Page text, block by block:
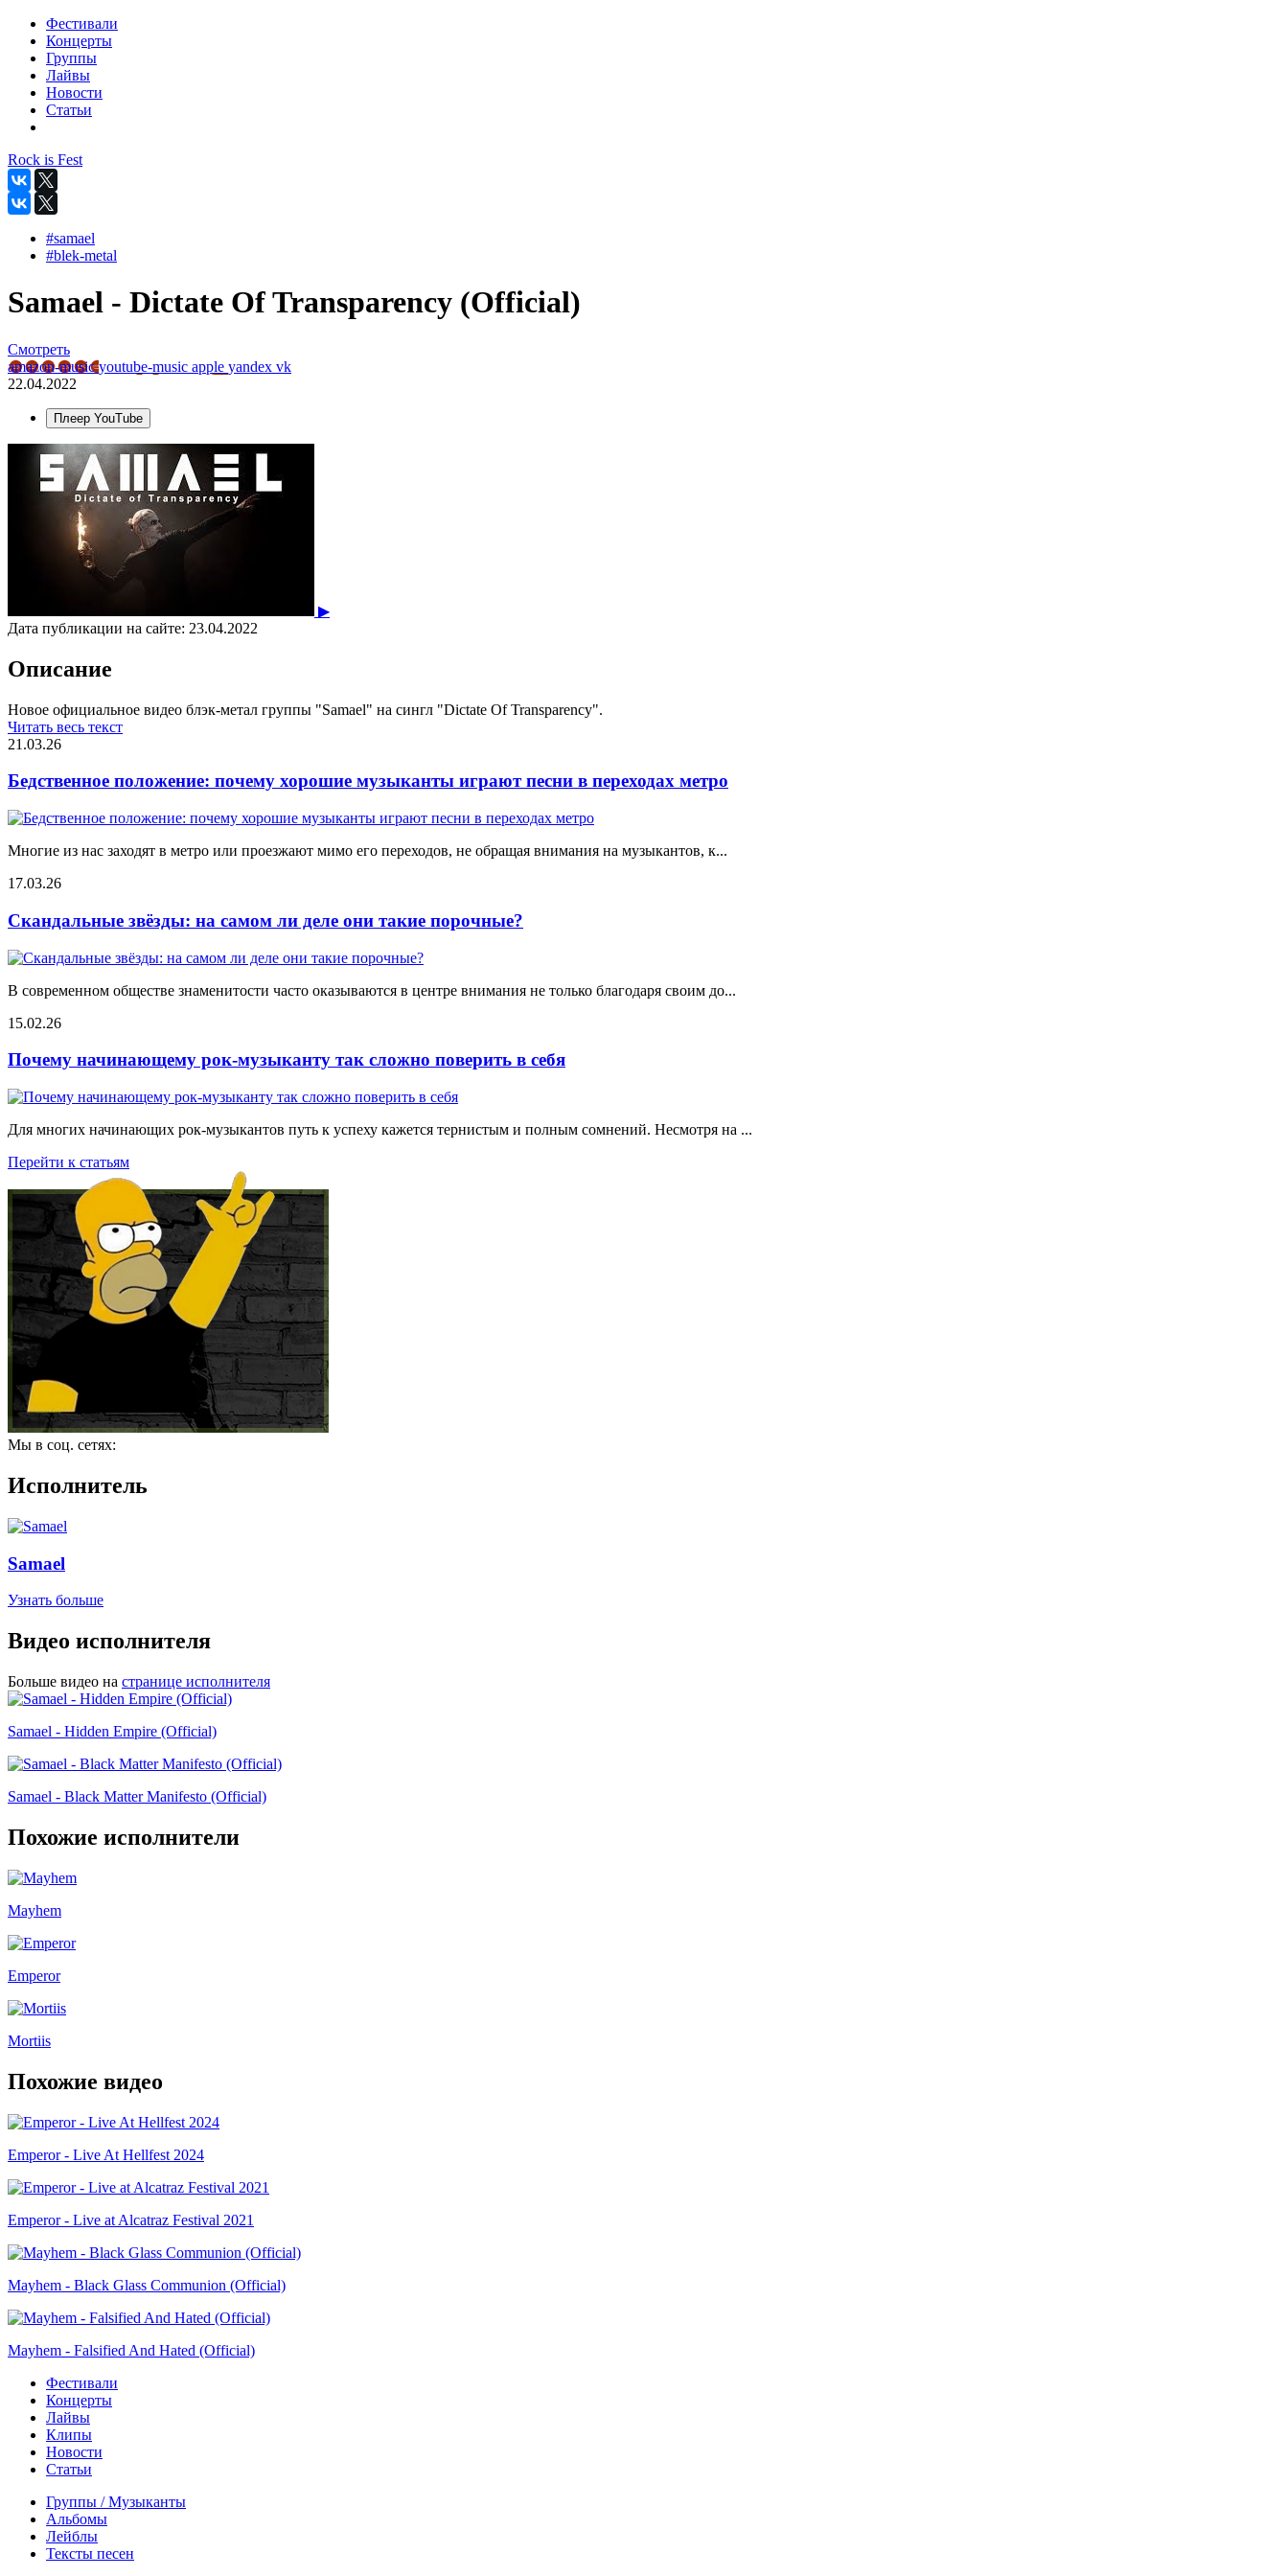
Фестивали
Концерты
Группы
Лайвы
Новости
Статьи
Rock is Fest
#samael
#blek-metal
Samael - Dictate Of Transparency (Official)
Смотреть
amazon-musicyoutube-music apple yandex vk
22.04.2022
Плеер YouTube
▶
Дата публикации на сайте: 23.04.2022
Описание
Новое официальное видео блэк-метал группы "Samael" на сингл "Dictate Of Transparency".
Читать весь текст
21.03.26
Бедственное положение: почему хорошие музыканты играют песни в переходах метро
Многие из нас заходят в метро или проезжают мимо его переходов, не обращая внимания на музыкантов, к...
17.03.26
Скандальные звёзды: на самом ли деле они такие порочные?
В современном обществе знаменитости часто оказываются в центре внимания не только благодаря своим до...
15.02.26
Почему начинающему рок-музыканту так сложно поверить в себя
Для многих начинающих рок-музыкантов путь к успеху кажется тернистым и полным сомнений. Несмотря на ...
Перейти к статьям
Мы в соц. сетях:
Исполнитель
Samael
Узнать больше
Видео исполнителя
Больше видео на странице исполнителя
Samael - Hidden Empire (Official)
Samael - Black Matter Manifesto (Official)
Похожие исполнители
Mayhem
Emperor
Mortiis
Похожие видео
Emperor - Live At Hellfest 2024
Emperor - Live at Alcatraz Festival 2021
Mayhem - Black Glass Communion (Official)
Mayhem - Falsified And Hated (Official)
Фестивали
Концерты
Лайвы
Клипы
Новости
Статьи
Группы / Музыканты
Альбомы
Лейблы
Тексты песен